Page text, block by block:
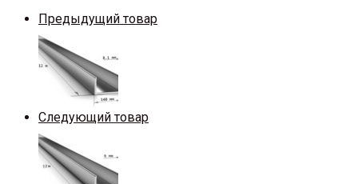
Предыдущий товар
Следующий товар